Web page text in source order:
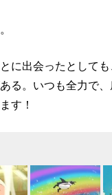
に出会ったとして
る。いつも全力で
す！